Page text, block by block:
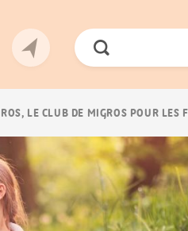
Chercher
LE CLUB DE MIGROS POUR LES